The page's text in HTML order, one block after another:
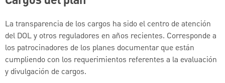
La transparencia de los cargos ha sido el centro de atención
del DOL y otros reguladores en años recientes. Corresponde a
los patrocinadores de los planes documentar que están
cumpliendo con los requerimientos referentes a la evaluación
y divulgación de cargos.